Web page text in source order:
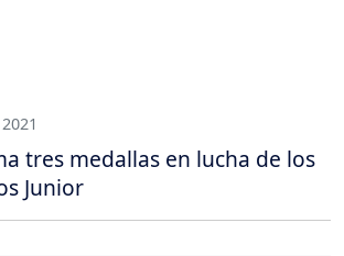
tres medallas en lucha de los
Junior